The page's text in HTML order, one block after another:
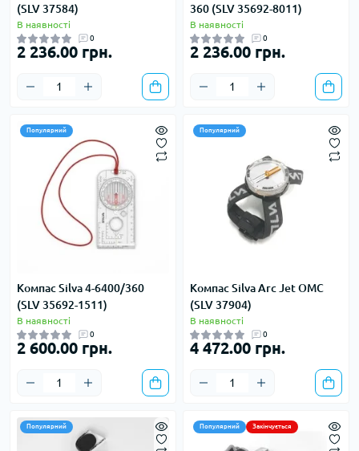
(SLV 37584)
В наявності
0
2 236.00 грн.
360 (SLV 35692-8011)
В наявності
0
2 236.00 грн.
Популярний
Компас Silva 4-6400/360
(SLV 35692-1511)
В наявності
0
2 600.00 грн.
Популярний
Компас Silva Arc Jet OMC
(SLV 37904)
В наявності
0
4 472.00 грн.
Популярний Популярний Закінчується